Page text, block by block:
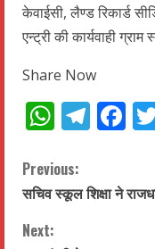
केवाईसी, लैण्ड रिकार्ड
एन्ट्री की कार्यवाही ग्राम
Share Now
C
o
Previous:
सचिव स्कूल शिक्षा ने
Next: